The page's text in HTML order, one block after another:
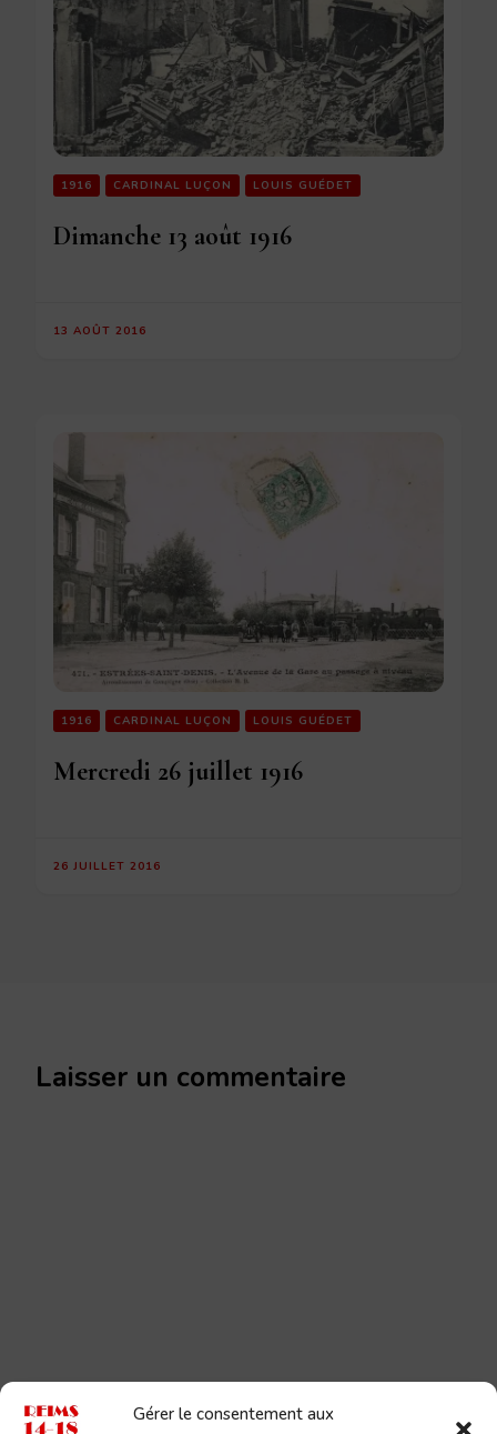
Gérer le consentement aux
1916 CARDINAL LUÇON LOUIS GUÉDET
Dimanche 13 août 1916
13 AOÛT 2016
1916 CARDINAL LUÇON LOUIS GUÉDET
Mercredi 26 juillet 1916
26 JUILLET 2016
Laisser un commentaire